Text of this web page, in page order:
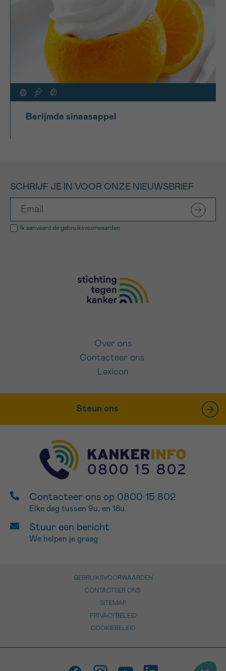
Berijmde sinaasappel
SCHRIJF JE IN VOOR ONZE NIEUWSBRIEF
Ik aanvaard de gebruiksvoorwaarden
Over ons
Contacteer ons
Lexicon
Steun ons
Contacteer ons op 0800 15 802
Elke dag tussen 9u. en 18u.
Stuur een bericht
We helpen je graag
GEBRUIKSVOORWAARDEN
CONTACTEER ONS
SITEMAP
PRIVACYBELEID
COOKIEBELEID